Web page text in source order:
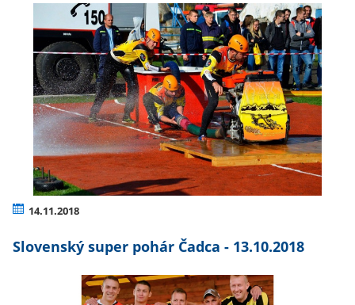
14.11.2018
Slovenský super pohár Čadca - 13.10.2018